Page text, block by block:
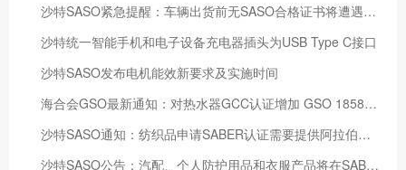
沙特SASO紧急提醒：车辆出货前无SASO合格证书将遭遇退运风险
沙特统一智能手机和电子设备充电器插头为USB Type C接口
沙特SASO发布电机能效新要求及实施时间
海合会GSO最新通知：对热水器GCC认证增加 GSO 1858标准的要求
沙特SASO通知：纺织品申请SABER认证需要提供阿拉伯语标签
沙特SASO公告：汽配、个人防护用品和衣服产品将在SABER平台发证 从2019年11月1日开始实施